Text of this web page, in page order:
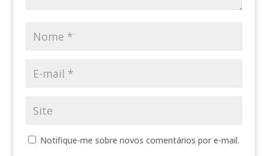
Notifique-me sobre novos comentários por e-mail.